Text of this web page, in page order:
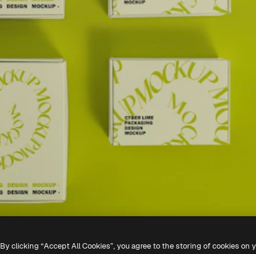
By clicking “Accept All Cookies”, you agree to the storing of cookies on